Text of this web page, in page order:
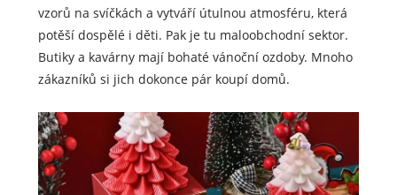
vzorů na svíčkách a vytváří útulnou atmosféru, která
potěší dospělé i děti. Pak je tu maloobchodní sektor.
Butiky a kavárny mají bohaté vánoční ozdoby. Mnoho
zákazníků si jich dokonce pár koupí domů.